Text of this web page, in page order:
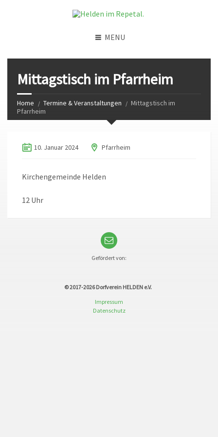
MENU
Mittagstisch im Pfarrheim
Home Termine & Veranstaltungen
Mittagstisch im
Pfarrheim
10. Januar 2024 Pfarrheim
Kirchengemeinde Helden
12 Uhr
Gefördert von:
© 2017-2026Dorfverein HELDEN e.V.
Impressum
Datenschutz